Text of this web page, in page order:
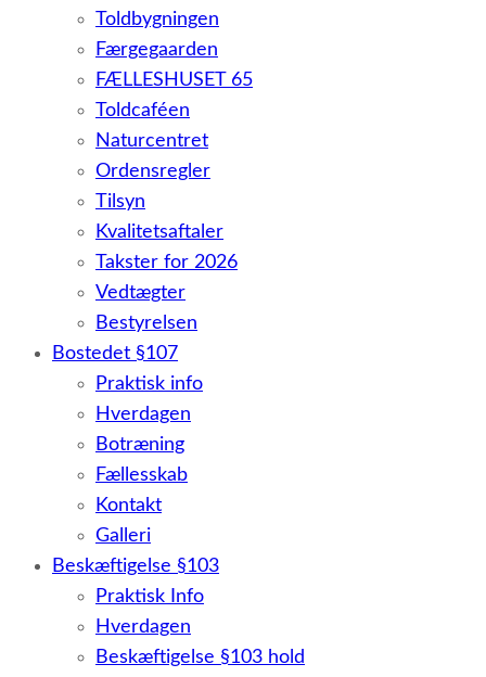
Toldbygningen
Færgegaarden
FÆLLESHUSET 65
Toldcaféen
Naturcentret
Ordensregler
Tilsyn
Kvalitetsaftaler
Takster for 2026
Vedtægter
Bestyrelsen
Bostedet §107
Praktisk info
Hverdagen
Botræning
Fællesskab
Kontakt
Galleri
Beskæftigelse §103
Praktisk Info
Hverdagen
Beskæftigelse §103 hold